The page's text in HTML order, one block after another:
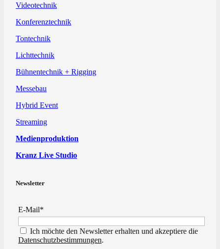
Videotechnik
Konferenztechnik
Tontechnik
Lichttechnik
Bühnentechnik + Rigging
Messebau
Hybrid Event
Streaming
Medienproduktion
Kranz Live Studio
Newsletter
E-Mail*
Ich möchte den Newsletter erhalten und akzeptiere die
Datenschutzbestimmungen.